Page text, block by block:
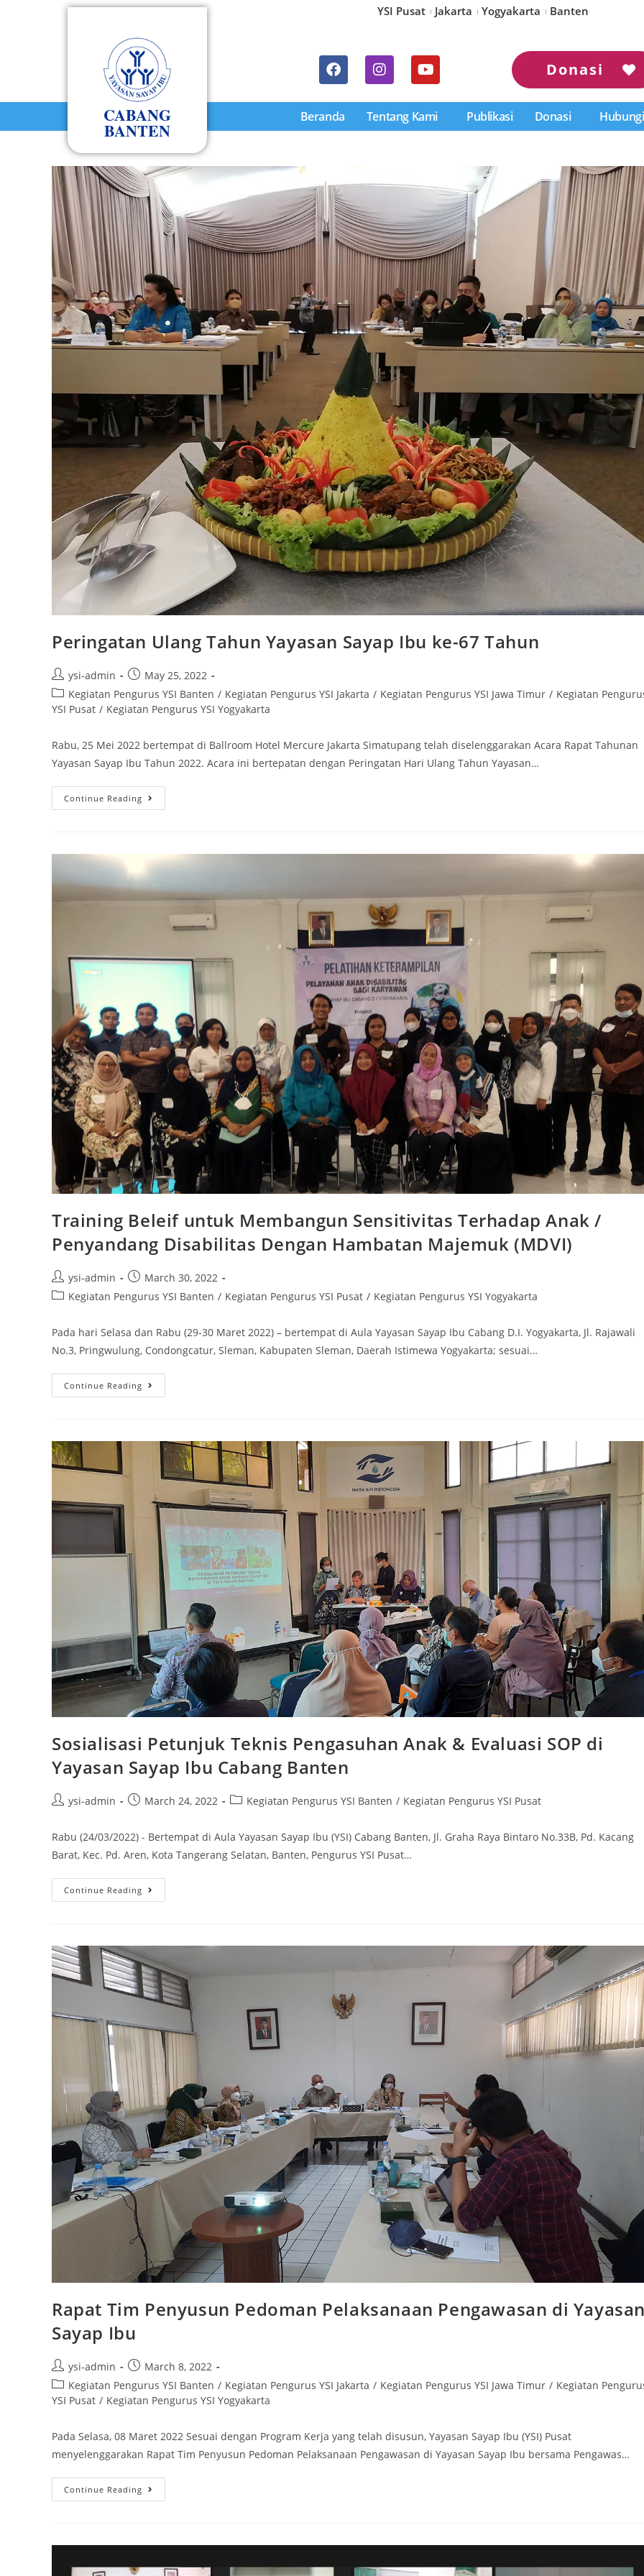
YSI Pusat Jakarta Yogyakarta Banten
CABANG
BANTEN
Donasi
Beranda Tentang Kami Publikasi Donasi
Peringatan Ulang Tahun Yayasan Sayap Ibu ke-67 Tahun
ysi-admin
May 25, 2022
Kegiatan Pengurus YSI Banten / Kegiatan Pengurus YSI Jakarta / Kegiatan Pengurus YSI Jawa Timur / Kegiatan
YSI Pusat / Kegiatan Pengurus YSI Yogyakarta
Rabu, 25 Mei 2022 bertempat di Ballroom Hotel Mercure Jakarta Simatupang telah diselenggarakan Acara Rapat Tahunan
Yayasan Sayap Ibu Tahun 2022. Acara ini bertepatan dengan Peringatan Hari Ulang Tahun Yayasan…
Continue Reading
Training Beleif untuk Membangun Sensitivitas Terhadap Anak /
Penyandang Disabilitas Dengan Hambatan Majemuk (MDVI)
ysi-admin
March 30, 2022
Kegiatan Pengurus YSI Banten / Kegiatan Pengurus YSI Pusat / Kegiatan Pengurus YSI Yogyakarta
Pada hari Selasa dan Rabu (29-30 Maret 2022) – bertempat di Aula Yayasan Sayap Ibu Cabang D.I. Yogyakarta, Jl. Rajawali
No.3, Pringwulung, Condongcatur, Sleman, Kabupaten Sleman, Daerah Istimewa Yogyakarta; sesuai…
Continue Reading
Sosialisasi Petunjuk Teknis Pengasuhan Anak & Evaluasi SOP di
Yayasan Sayap Ibu Cabang Banten
ysi-admin March 24, 2022 Kegiatan Pengurus YSI Banten / Kegiatan Pengurus YSI Pusat
Rabu (24/03/2022) - Bertempat di Aula Yayasan Sayap Ibu (YSI) Cabang Banten, Jl. Graha Raya Bintaro No.33B, Pd. Kacang
Barat, Kec. Pd. Aren, Kota Tangerang Selatan, Banten, Pengurus YSI Pusat…
Continue Reading
Rapat Tim Penyusun Pedoman Pelaksanaan Pengawasan di
Sayap Ibu
ysi-admin
March 8, 2022
Kegiatan Pengurus YSI Banten / Kegiatan Pengurus YSI Jakarta / Kegiatan Pengurus YSI Jawa Timur / Kegiatan
YSI Pusat / Kegiatan Pengurus YSI Yogyakarta
Pada Selasa, 08 Maret 2022 Sesuai dengan Program Kerja yang telah disusun, Yayasan Sayap Ibu (YSI) Pusat
menyelenggarakan Rapat Tim Penyusun Pedoman Pelaksanaan Pengawasan di Yayasan Sayap Ibu bersama Pengawas…
Continue Reading